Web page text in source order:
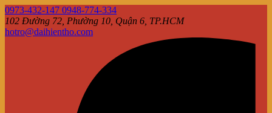
0973-432-147 0948-774-334
102 Đường 72, Phường 10, Quận 6, TP.HCM
hotro@daihientho.com